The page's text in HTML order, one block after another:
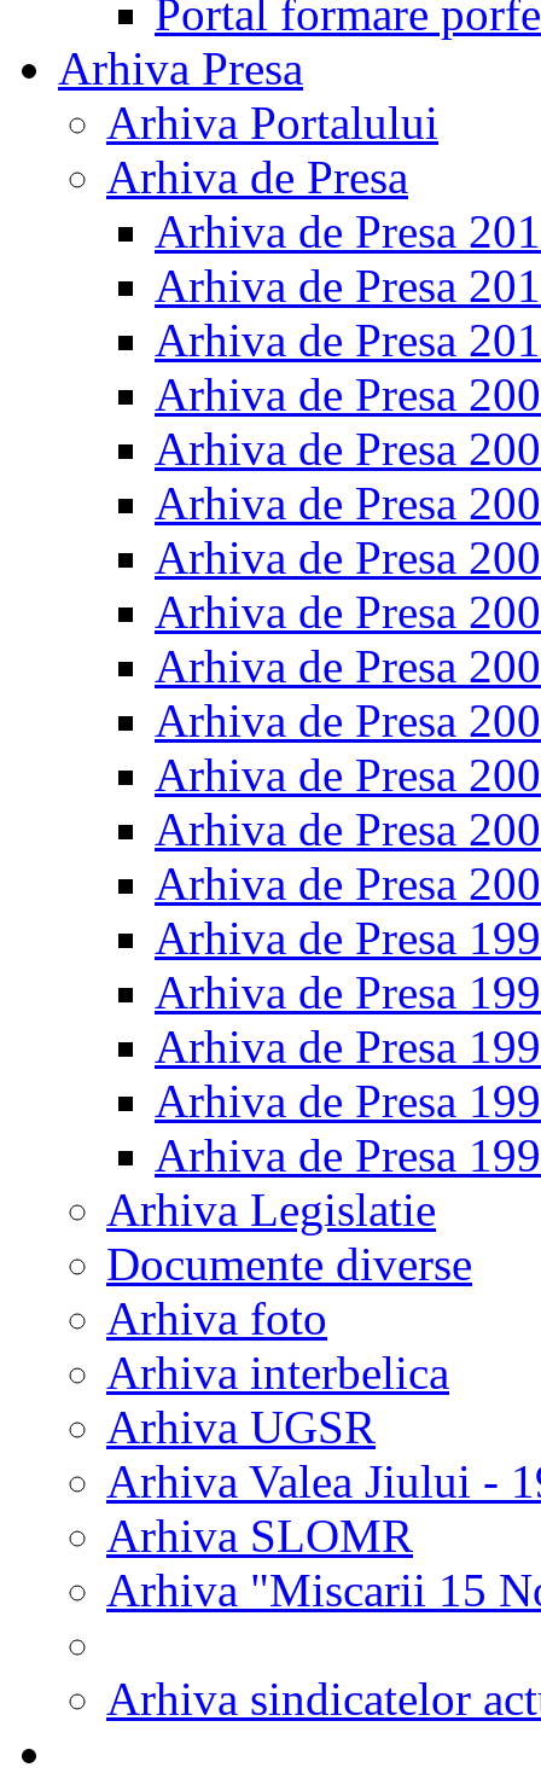
Portal formare
Arhiva Presa
Arhiva Portalului
Arhiva de Presa
Arhiva de Presa
Arhiva de Presa
Arhiva de Presa
Arhiva de Presa
Arhiva de Presa
Arhiva de Presa
Arhiva de Presa
Arhiva de Presa
Arhiva de Presa
Arhiva de Presa
Arhiva de Presa
Arhiva de Presa
Arhiva de Presa
Arhiva de Presa
Arhiva de Presa
Arhiva de Presa
Arhiva de Presa
Arhiva de Presa
Arhiva Legislatie
Documente diverse
Arhiva foto
Arhiva interbelica
Arhiva UGSR
Arhiva Valea Jiului -
Arhiva SLOMR
Arhiva "Miscarii 15
Arhiva sindicatelor